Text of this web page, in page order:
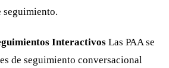
seguimiento.
Interactivos Las PAA se
de seguimiento conversacional